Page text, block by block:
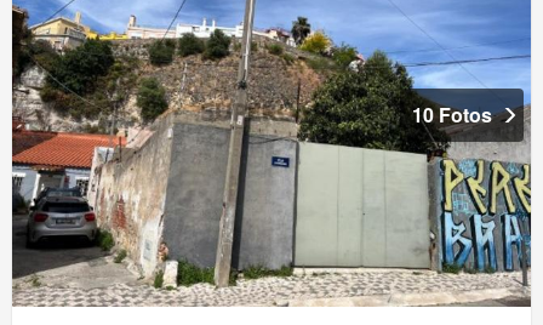
10 Fotos